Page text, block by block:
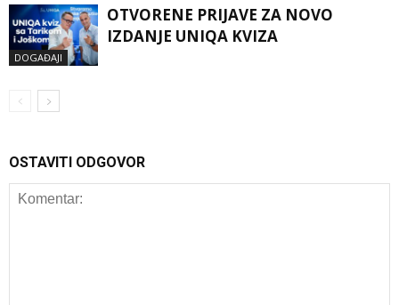
DOGAĐAJI
OTVORENE PRIJAVE ZA NOVO
IZDANJE UNIQA KVIZA
OSTAVITI ODGOVOR